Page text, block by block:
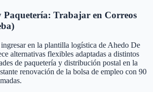
Paquetería: Trabajar en Correos
ingresar en la plantilla logística de Ahedo De
alternativas flexibles adaptadas a distintos
de paquetería y distribución postal en la
renovación de la bolsa de empleo con 90